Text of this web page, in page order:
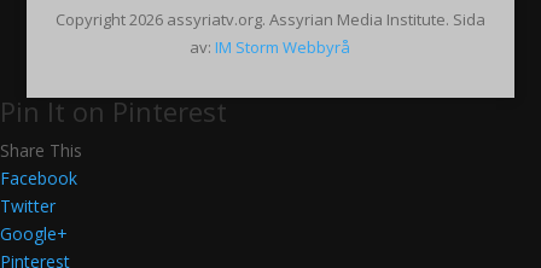
Copyright 2026 assyriatv.org. Assyrian Media Institute. Sida
av: IM Storm Webbyrå
Pin It on Pinterest
Share This
Facebook
Twitter
Google+
Pinterest